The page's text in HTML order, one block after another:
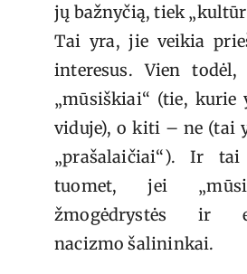
jų bažnyčią, tiek
Tai yra, jie veikia
interesus. Vien
„mūsiškiai“ (tie, kurie
viduje), o kiti – ne (tai
„prašalaičiai“). Ir
tuomet, jei
žmogėdrystės ir
nacizmo šalininkai.